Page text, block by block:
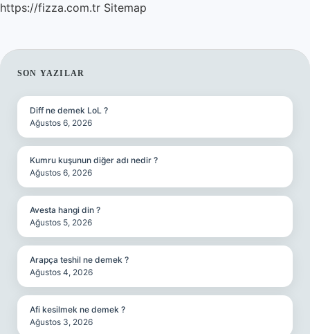
https://fizza.com.tr Sitemap
SIDEBAR
SON YAZILAR
Diff ne demek LoL ?
Ağustos 6, 2026
Kumru kuşunun diğer adı nedir ?
Ağustos 6, 2026
Avesta hangi din ?
Ağustos 5, 2026
Arapça teshil ne demek ?
Ağustos 4, 2026
Afi kesilmek ne demek ?
Ağustos 3, 2026